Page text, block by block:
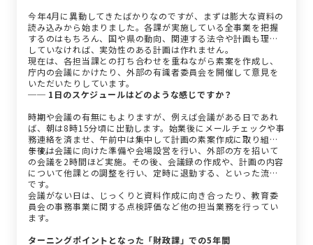
今年4月に異動してきたばかりなのですが、まずは膨大な資料の
読み込みから始まりました。各課が実施している全事業を把握
するのはもちろん、国や県の動向、関連する法令や計画も理解
していなければ、実効性のある計画は作れません。
現在は、各担当課との打ち合わせを重ねながら素案を作成し、
庁内の会議にかけたり、外部の有識者委員会を開催して意見を
いただいたりしています。
── 1日のスケジュールはどのような感じですか？
時期や会議の有無にもよりますが、例えば会議がある日であれ
ば、朝は8時15分頃に出勤します。始業後にメールチェックや事
務連絡を済ませ、午前中は集中して計画の素案作成に取り組み
ます。
午後は会議に向けた準備や会場設営を行い、外部の方を招いて
の会議を2時間ほど実施。その後、会議録の作成や、計画の内容
について他課との調整を行い、定時に退勤する、といった流れ
です。
会議がない日は、じっくりと資料作成に向き合ったり、教育委
員会の事務事業に関する点検評価など他の担当業務を行ってい
ます。
ターニングポイントとなった「財政課」での5年間